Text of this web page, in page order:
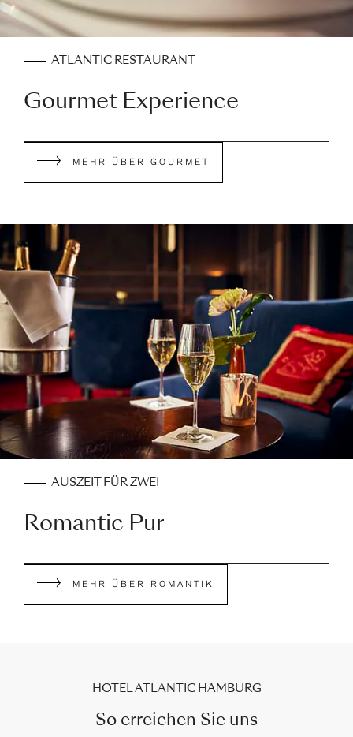
ATLANTIC RESTAURANT
Gourmet Experience
MEHR ÜBER GOURMET
AUSZEIT FÜR ZWEI
Romantic Pur
MEHR ÜBER ROMANTIK
HOTEL ATLANTIC HAMBURG
So erreichen Sie uns